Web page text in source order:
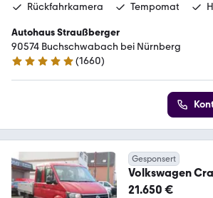
Rückfahrkamera
Tempomat
Autohaus Straußberger
90574 Buchschwabach bei Nürnberg
4.9 Sterne
(1660)
Gesponsert
Volkswagen
*KLIMA
21.650 €